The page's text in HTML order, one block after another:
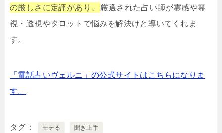
の厳しさに定評があり、
厳選された占い師が霊感や霊
視・透視やタロットで悩みを解決けと導いてくれま
す。
「電話占いヴェルニ」の公式サイトはこちらになりま
す。
タグ モテる 聞き上手